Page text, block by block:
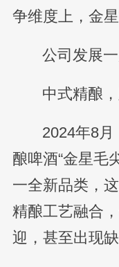
争维度上，金
公司发展一
中式精酿，
2024年8
酿啤酒“金星毛
一全新品类，
精酿工艺融合
迎，甚至出现缺